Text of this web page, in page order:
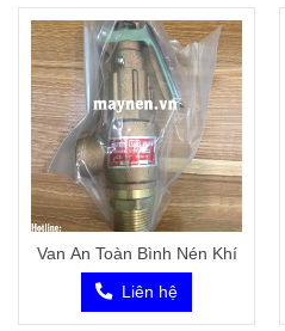
Van An Toàn Bình Nén Khí
Liên hệ